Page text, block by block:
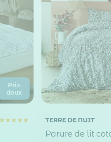
Prix
doux
TERRE DE NUIT
Parure de lit